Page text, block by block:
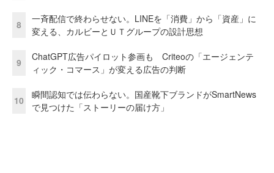
8
一斉配信で終わらせない。LINEを「消費」から「資産」に
変える、カルビーとＵＴグループの設計思想
9
ChatGPT広告パイロット参画も Criteoの「エージェンテ
ィック・コマース」が変える広告の判断
10
瞬間認知では伝わらない。国産靴下ブランドがSmartNews
で見つけた「ストーリーの届け方」